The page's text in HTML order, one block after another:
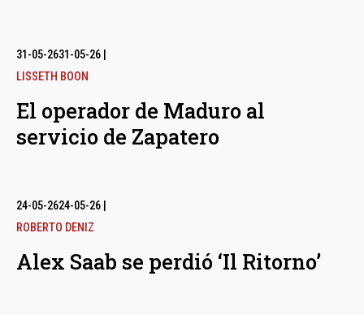
31-05-2631-05-26
LISSETH BOON
El operador de Maduro al
servicio de Zapatero
24-05-2624-05-26
ROBERTO DENIZ
Alex Saab se perdió ‘Il Ritorno’